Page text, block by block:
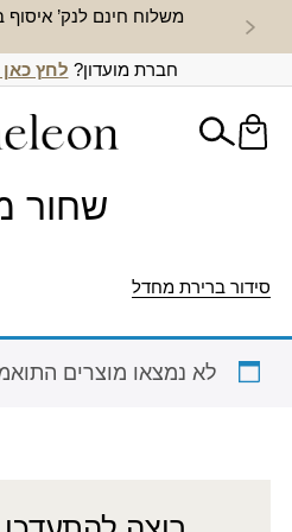
משלוח חינם לנק’ איסוף
חברת מועדון? לחץ
שחור
סידור ברירת מחדל
לא נמצאו מוצרים